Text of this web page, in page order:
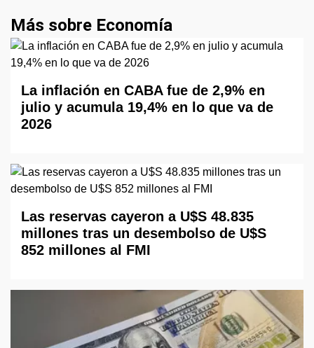
Más sobre Economía
La inflación en CABA fue de 2,9% en
julio y acumula 19,4% en lo que va de
2026
Las reservas cayeron a U$S 48.835
millones tras un desembolso de U$S
852 millones al FMI